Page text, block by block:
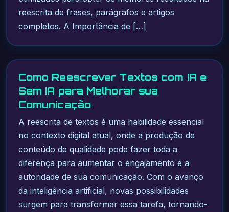
reescrita de frases, parágrafos e artigos
completos. A Importância de […]
Como Reescrever Textos com IA e
Sem IA para Melhorar sua
Comunicação
A reescrita de textos é uma habilidade essencial
no contexto digital atual, onde a produção de
conteúdo de qualidade pode fazer toda a
diferença para aumentar o engajamento e a
autoridade de sua comunicação. Com o avanço
da inteligência artificial, novas possibilidades
surgem para transformar essa tarefa, tornando-